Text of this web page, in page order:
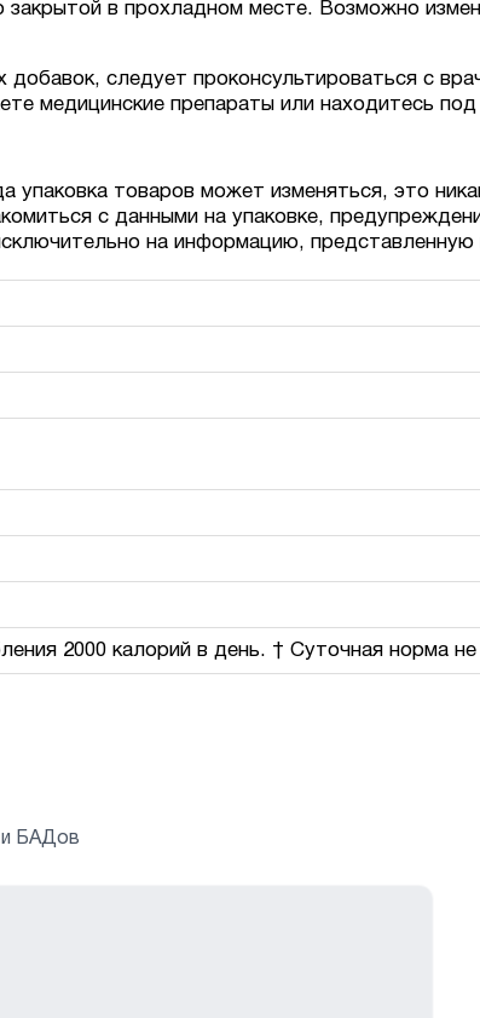
закрытой в прохладном месте. Возможно
следует проконсультироваться с
медицинские препараты или находитесь
товаров может изменяться, это
с данными на упаковке,
на информацию, представленную
2000 калорий в день. † Суточная норма
и БАДов